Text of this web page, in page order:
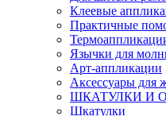
Клеевые
Практичные
Язычки для
Арт-аппликации
Аксессуары для
ШКАТУЛКИ И
Шкатулки